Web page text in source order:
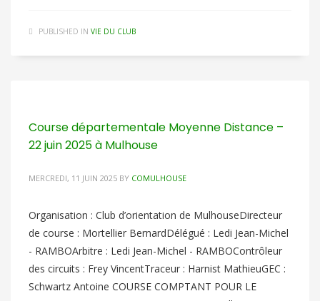
PUBLISHED IN VIE DU CLUB
Course départementale Moyenne Distance –
22 juin 2025 à Mulhouse
MERCREDI, 11 JUIN 2025 BY COMULHOUSE
Organisation : Club d’orientation de MulhouseDirecteur
de course : Mortellier BernardDélégué : Ledi Jean-Michel
- RAMBOArbitre : Ledi Jean-Michel - RAMBOContrôleur
des circuits : Frey VincentTraceur : Harnist MathieuGEC :
Schwartz Antoine COURSE COMPTANT POUR LE